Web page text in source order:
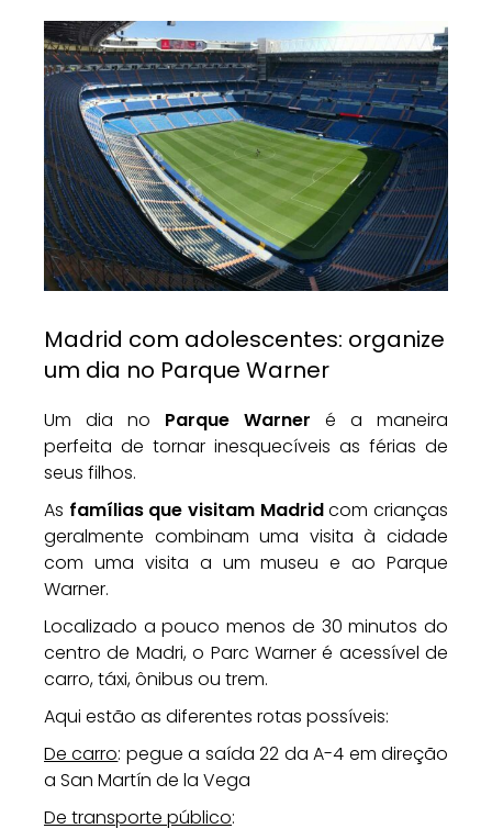
Madrid com adolescentes: organize
um dia no Parque Warner
Um dia no Parque Warner é a maneira
perfeita de tornar inesquecíveis as férias de
seus filhos.
As famílias que visitam Madridcom crianças
geralmente combinam uma visita à cidade
com uma visita a um museu e ao Parque
Warner.
Localizado a pouco menos de 30 minutos do
centro de Madri, o Parc Warner é acessível de
carro, táxi, ônibus ou trem.
Aqui estão as diferentes rotas possíveis:
De carro: pegue a saída 22 da A-4 em direção
a San Martín de la Vega
De transporte público: